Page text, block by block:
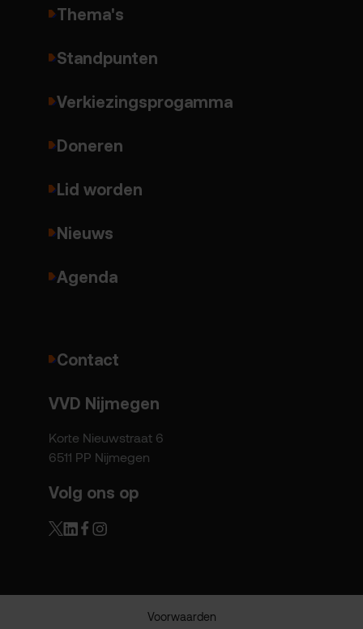
Thema's
Standpunten
Verkiezingsprogamma
Doneren
Lid worden
Nieuws
Agenda
Contact
VVD Nijmegen
Korte Nieuwstraat 6
6511 PP Nijmegen
Volg ons op
Voorwaarden